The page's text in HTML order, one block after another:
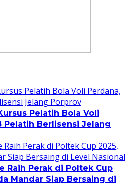
Pelatih Bola Voli
Pelatih Berlisensi Jelang
Raih Perak di Poltek Cup
Mandar Siap Bersaing di